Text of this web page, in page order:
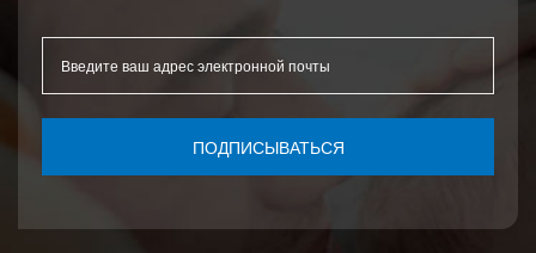
ПОДПИСЫВАТЬСЯ